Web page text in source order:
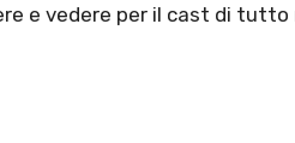
e vedere per il cast di